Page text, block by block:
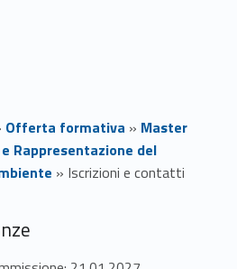
Offerta formativa » Master
Rappresentazione del
» Iscrizioni e contatti